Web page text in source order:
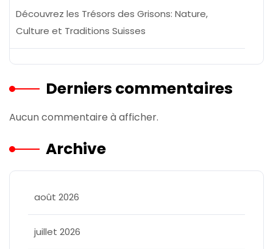
Découvrez les Trésors des Grisons: Nature,
Culture et Traditions Suisses
Derniers commentaires
Aucun commentaire à afficher.
Archive
août 2026
juillet 2026